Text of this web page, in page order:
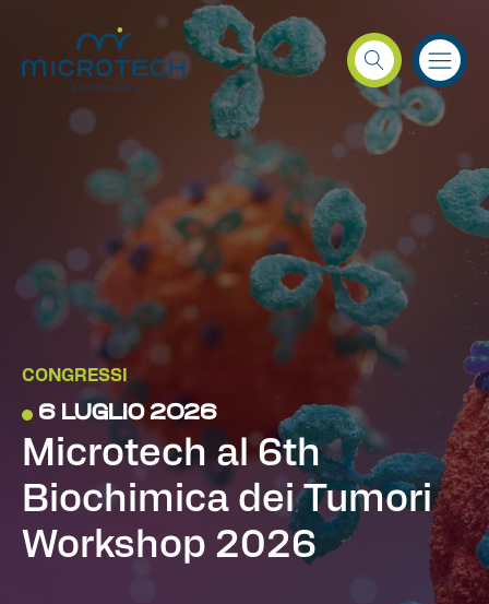
CONGRESSI
6 LUGLIO 2026
Microtech al 6th
Biochimica dei Tumori
Workshop 2026